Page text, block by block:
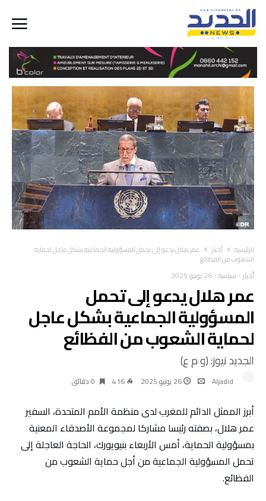
‫الرئيسية‬ أخبار
عمر هلال يدعو إلى تحمل المسؤولية الجماعية بشكل عاجل لحماية
الشعوب من الفظائع
أخبار- سياسة-26 يونيو 2025
عمر هلال يدعو إلى تحمل
المسؤولية الجماعية بشكل عاجل
لحماية الشعوب من الفظائع
الجديد نيوز: (و م ع)
Aljadid 26 يونيو 2025 416 0 ‫دقائق‬
أبرز الممثل الدائم للمغرب لدى منظمة الأمم المتحدة، السفير
عمر هلال، بصفته رئيسا مشاركا لمجموعة الأصدقاء المعنية
بمسؤولية الحماية، أمس الأربعاء بنيويورك، الحاجة العاجلة إلى
تحمل المسؤولية الجماعية من أجل حماية الشعوب من
الفظائع.